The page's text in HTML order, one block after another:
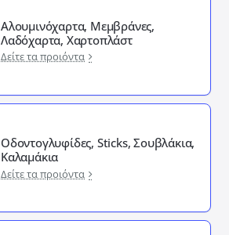
Αλουμινόχαρτα, Μεμβράνες,
Λαδόχαρτα, Χαρτοπλάστ
Δείτε τα προιόντα
Οδοντογλυφίδες, Sticks, Σουβλάκια,
Καλαμάκια
Δείτε τα προιόντα